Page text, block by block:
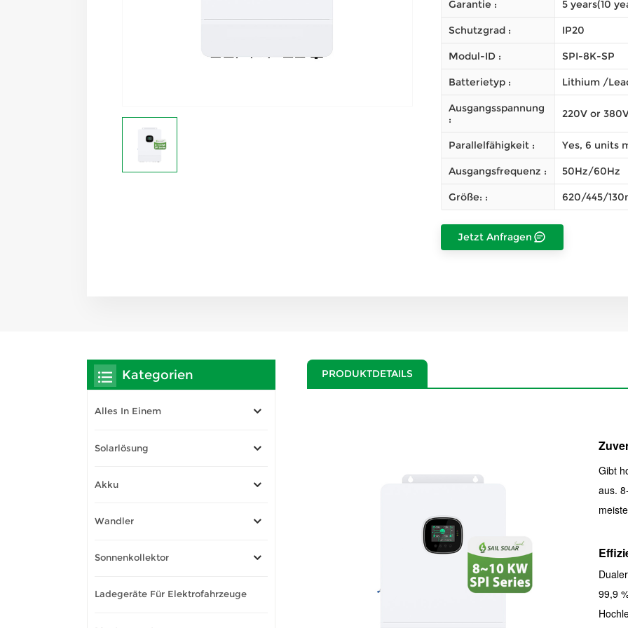
Garantie : 5 years(10
Schutzgrad : IP20
Modul-ID : SPI-8K-SP
Batterietyp : Lithium /
Ausgangsspannung
:
220V or
Parallelfähigkeit : Yes, 6 units
Ausgangsfrequenz : 50Hz/60Hz
Größe: : 620/445/
Jetzt Anfragen
PRODUKTDETAILS
Gibt
aus.
99,9
Kategorien
Alles In Einem
Solarlösung
Akku
Wandler
Sonnenkollektor
Ladegeräte Für Elektrofahrzeuge